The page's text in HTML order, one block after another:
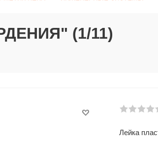
(1/11)
Лейка